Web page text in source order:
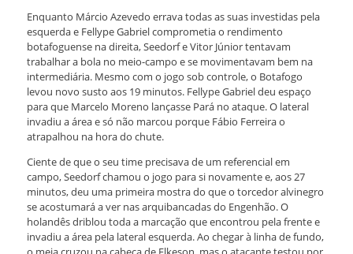
Enquanto Márcio Azevedo errava todas as suas investidas pela
esquerda e Fellype Gabriel comprometia o rendimento
botafoguense na direita, Seedorf e Vitor Júnior tentavam
trabalhar a bola no meio-campo e se movimentavam bem na
intermediária. Mesmo com o jogo sob controle, o Botafogo
levou novo susto aos 19 minutos. Fellype Gabriel deu espaço
para que Marcelo Moreno lançasse Pará no ataque. O lateral
invadiu a área e só não marcou porque Fábio Ferreira o
atrapalhou na hora do chute.
Ciente de que o seu time precisava de um referencial em
campo, Seedorf chamou o jogo para si novamente e, aos 27
minutos, deu uma primeira mostra do que o torcedor alvinegro
se acostumará a ver nas arquibancadas do Engenhão. O
holandês driblou toda a marcação que encontrou pela frente e
invadiu a área pela lateral esquerda. Ao chegar à linha de fundo,